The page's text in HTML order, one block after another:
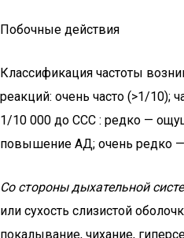
Побочные действия
Классификация частоты
реакций: очень часто (>1/10);
1/10 000 до ССС : редко —
повышение АД; очень редко —
Со стороны дыхательной
или сухость слизистой
покалывание, чихание,